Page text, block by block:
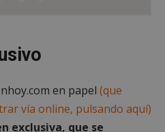
en papel (que
vía online, pulsando aquí)
exclusiva, que se